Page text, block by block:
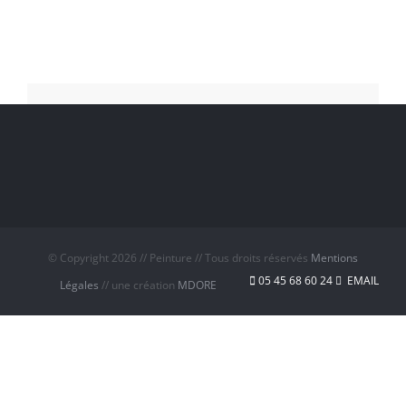
© Copyright 2026 // Peinture // Tous droits réservés Mentions
Légales // une création MDORE 05 45 68 60 24 EMAIL